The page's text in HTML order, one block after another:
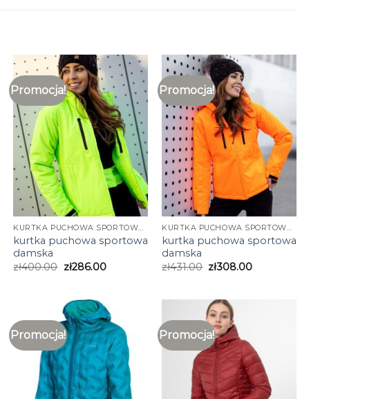
Promocja!
KURTKA PUCHOWA SPORTOWA DAMSKA
kurtka puchowa sportowa
damska
zł400.00 zł286.00
Promocja!
KURTKA PUCHOWA SPORTOWA DAMSKA
kurtka puchowa sportowa
damska
zł431.00 zł308.00
Promocja! Promocja!